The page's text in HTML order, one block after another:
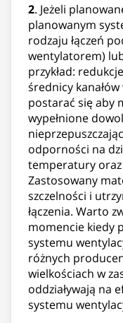
2. Jeżeli
planowanym
rodzaju łączeń
wentylatorem)
przykład:
średnicy
postarać się aby
wypełnione
odporności na
temperatury
Zastosowany
szczelności i
łączenia. Warto
momencie kiedy
systemu
różnych
wielkościach w
oddziaływają na
systemu